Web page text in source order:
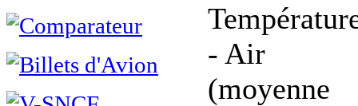
- Air
(moyenne